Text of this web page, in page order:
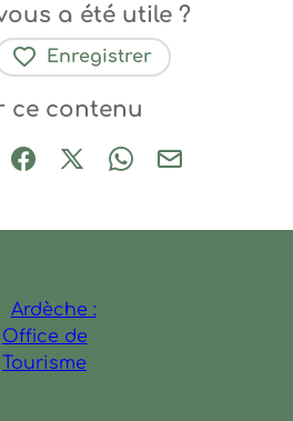
a été utile ?
Enregistrer
ce contenu
Partager sur Facebook
Partager sur X / Twitter
Partager sur
Partager par